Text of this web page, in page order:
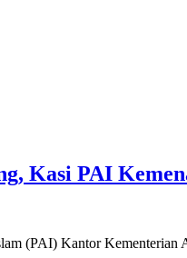
Kasi PAI
(PAI) Kantor